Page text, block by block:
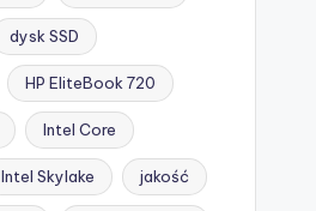
dysk SSD
HP EliteBook 720
Intel Core
Intel Skylake jakość